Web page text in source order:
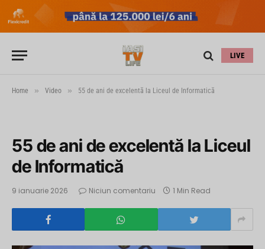
LIVE
Home » Video » 55 de ani de excelentă la Liceul de Informatică
55 de ani de excelentă la Liceul
de Informatică
9 ianuarie 2026 Niciun comentariu 1 Min Read